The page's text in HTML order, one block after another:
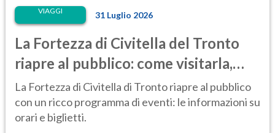
VIAGGI 31 Luglio 2026
La Fortezza di Civitella del Tronto
riapre al pubblico: come visitarla,
anche di notte
La Fortezza di Civitella di Tronto riapre al pubblico
con un ricco programma di eventi: le informazioni su
orari e biglietti.